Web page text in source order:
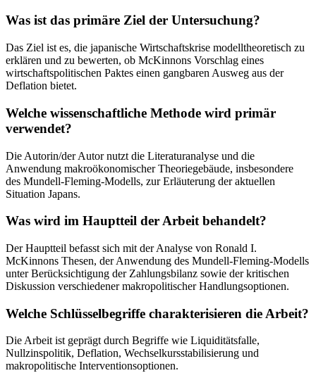
Was ist das primäre Ziel der Untersuchung?
Das Ziel ist es, die japanische Wirtschaftskrise modelltheoretisch zu
erklären und zu bewerten, ob McKinnons Vorschlag eines
wirtschaftspolitischen Paktes einen gangbaren Ausweg aus der
Deflation bietet.
Welche wissenschaftliche Methode wird primär
verwendet?
Die Autorin/der Autor nutzt die Literaturanalyse und die
Anwendung makroökonomischer Theoriegebäude, insbesondere
des Mundell-Fleming-Modells, zur Erläuterung der aktuellen
Situation Japans.
Was wird im Hauptteil der Arbeit behandelt?
Der Hauptteil befasst sich mit der Analyse von Ronald I.
McKinnons Thesen, der Anwendung des Mundell-Fleming-Modells
unter Berücksichtigung der Zahlungsbilanz sowie der kritischen
Diskussion verschiedener makropolitischer Handlungsoptionen.
Welche Schlüsselbegriffe charakterisieren die Arbeit?
Die Arbeit ist geprägt durch Begriffe wie Liquiditätsfalle,
Nullzinspolitik, Deflation, Wechselkursstabilisierung und
makropolitische Interventionsoptionen.